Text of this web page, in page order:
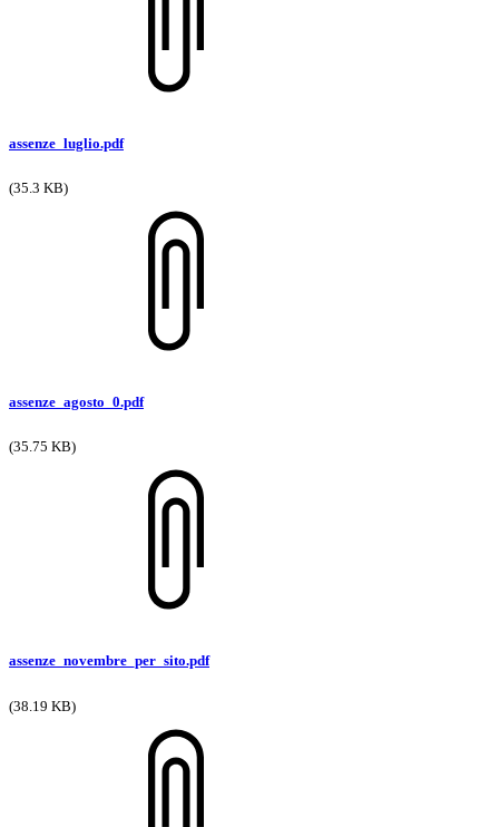
assenze_luglio.pdf
(35.3 KB)
assenze_agosto_0.pdf
(35.75 KB)
assenze_novembre_per_sito.pdf
(38.19 KB)